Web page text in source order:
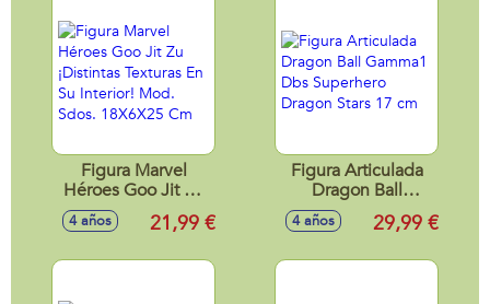
Figura Marvel
Héroes Goo Jit Zu
¡Distintas Texturas
En Su Interior! Mod.
4 años 21,99 €
Figura Articulada
Dragon Ball
Gamma1 Dbs
Superhero Dragon
4 años 29,99 €